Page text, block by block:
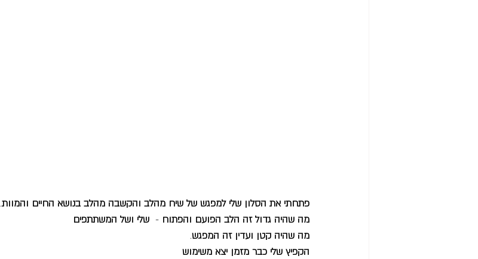
פתחתי את הסלון שלי למפגש של שיח מהלב והקשבה מהלב בנושא החיים והמוות.
מה שהיה גדול זה הלב הפועם והפתוח - שלי ושל המשתתפים
מה שהיה קטן ועדין זה המפגש.
הקפיץ שלי כבר מזמן יצא משימוש